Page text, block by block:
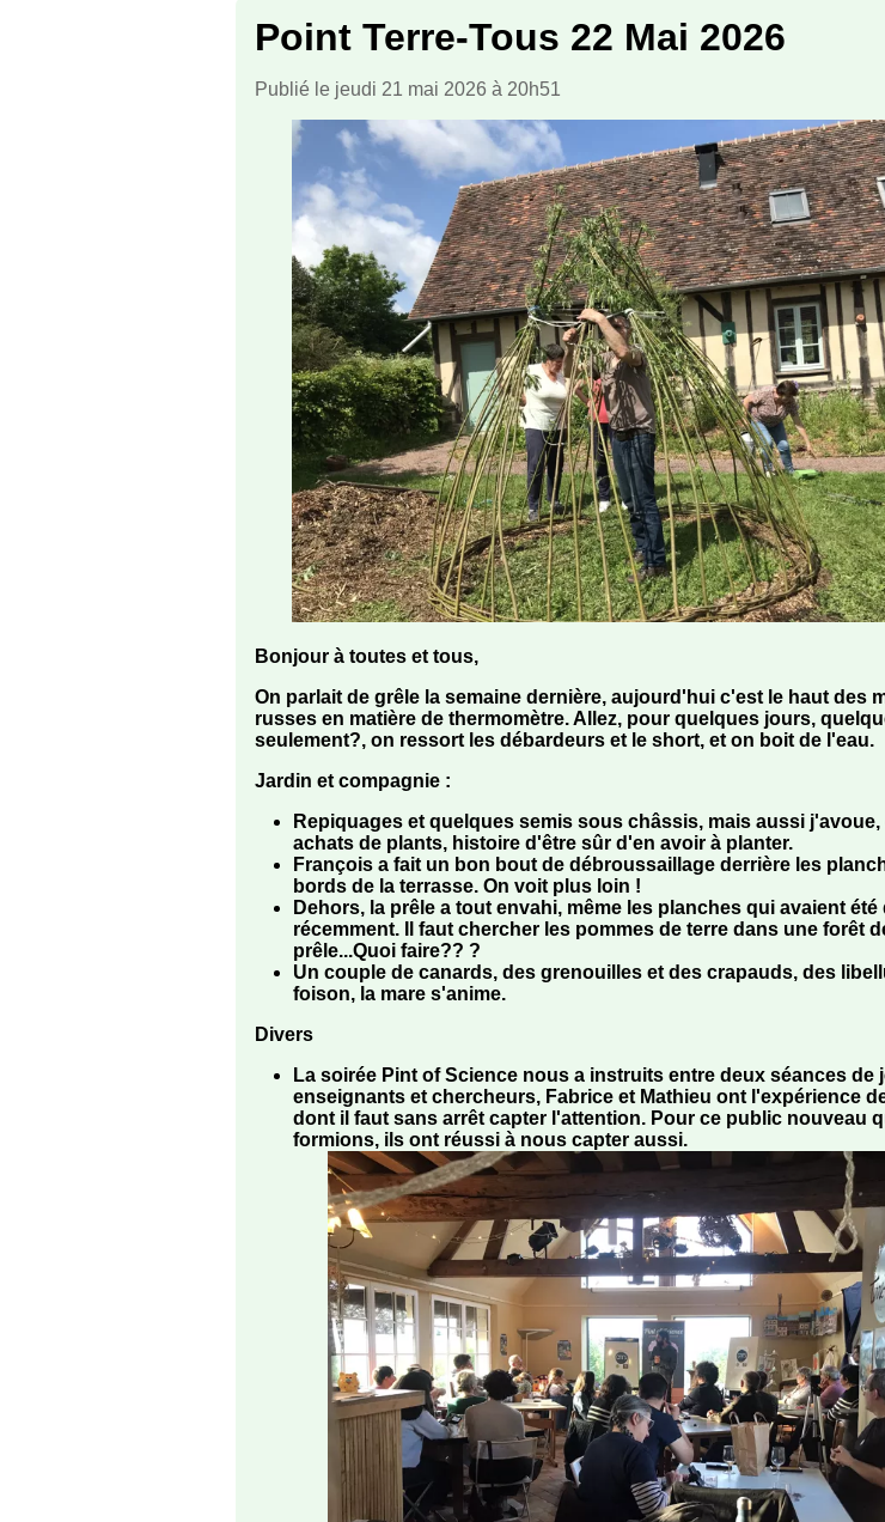
Point Terre-Tous 22 Mai 2026
Publié le jeudi 21 mai 2026 à 20h51
Bonjour à toutes et tous,
On parlait de grêle la semaine dernière, aujourd'hui c'est le haut des
russes en matière de thermomètre. Allez, pour quelques jours,
seulement?, on ressort les débardeurs et le short, et on boit de l'eau.
Jardin et compagnie :
Repiquages et quelques semis sous châssis, mais aussi
achats de plants, histoire d'être sûr d'en avoir à planter.
François a fait un bon bout de débroussaillage derrière les
bords de la terrasse. On voit plus loin !
Dehors, la prêle a tout envahi, même les planches qui avaient
récemment. Il faut chercher les pommes de terre dans une forêt
prêle...Quoi faire?? ?
Un couple de canards, des grenouilles et des crapauds, des
foison, la mare s'anime.
Divers
La soirée Pint of Science nous a instruits entre deux séances de
enseignants et chercheurs, Fabrice et Mathieu ont l'expérience
dont il faut sans arrêt capter l'attention. Pour ce public nouveau
formions, ils ont réussi à nous capter aussi.